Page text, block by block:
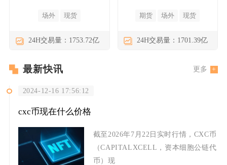
场外 现货
24H交易量：1753.72亿
期货 场外 现货
24H交易量：1701.39亿
最新快讯 更多
2024-12-16 17:56:12
cxc币现在什么价格
截至2026年7月22日实时行情，CXC币
（CAPITALXCELL，资本细胞公链代
币）现